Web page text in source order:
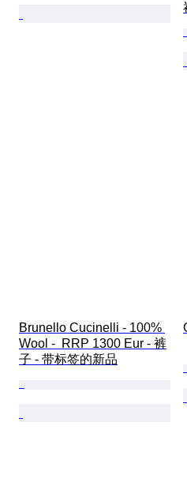
Brunello Cucinelli - 100%
Wool -  RRP 1300 Eur - 裤
子 - 带标签的新品